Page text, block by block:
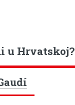
u Hrvatskoj?